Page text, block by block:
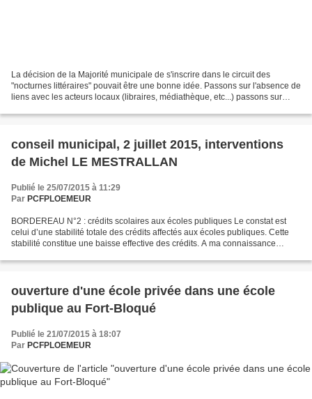
La décision de la Majorité municipale de s'inscrire dans le circuit des
"nocturnes littéraires" pouvait être une bonne idée. Passons sur l'absence de
liens avec les acteurs locaux (libraires, médiathèque, etc...) passons sur
conseil municipal, 2 juillet 2015, interventions
de Michel LE MESTRALLAN
Publié le 25/07/2015 à 11:29
Par PCFPLOEMEUR
BORDEREAU N°2 : crédits scolaires aux écoles publiques Le constat est
celui d’une stabilité totale des crédits affectés aux écoles publiques. Cette
stabilité constitue une baisse effective des crédits. A ma connaissance
ouverture d'une école privée dans une école
publique au Fort-Bloqué
Publié le 21/07/2015 à 18:07
Par PCFPLOEMEUR